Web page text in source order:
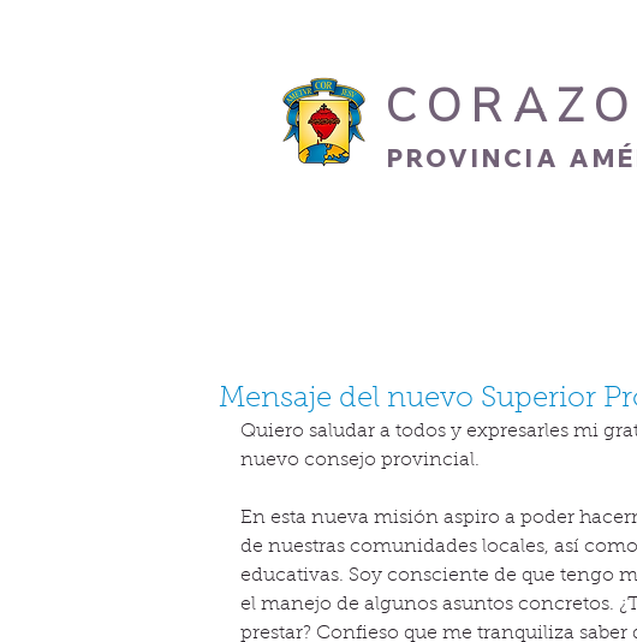
PROVINCIA
Mensaje del nuevo Superior
Quiero saludar a todos y expresarles mi
nuevo consejo provincial.
En esta nueva misión aspiro a poder
de nuestras comunidades locales, así
educativas. Soy consciente de que tengo
el manejo de algunos asuntos concretos.
prestar? Confieso que me tranquiliza